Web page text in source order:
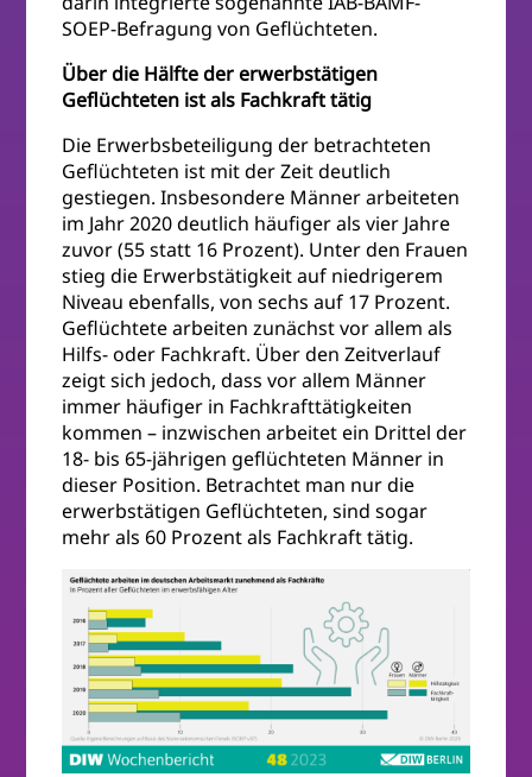
SOEP-Befragung von Geflüchteten.
Über die Hälfte der erwerbstätigen
Geflüchteten ist als Fachkraft tätig
Die Erwerbsbeteiligung der betrachteten
Geflüchteten ist mit der Zeit deutlich
gestiegen. Insbesondere Männer arbeiteten
im Jahr 2020 deutlich häufiger als vier Jahre
zuvor (55 statt 16 Prozent). Unter den Frauen
stieg die Erwerbstätigkeit auf niedrigerem
Niveau ebenfalls, von sechs auf 17 Prozent.
Geflüchtete arbeiten zunächst vor allem als
Hilfs- oder Fachkraft. Über den Zeitverlauf
zeigt sich jedoch, dass vor allem Männer
immer häufiger in Fachkrafttätigkeiten
kommen – inzwischen arbeitet ein Drittel der
18- bis 65-jährigen geflüchteten Männer in
dieser Position. Betrachtet man nur die
erwerbstätigen Geflüchteten, sind sogar
mehr als 60 Prozent als Fachkraft tätig.